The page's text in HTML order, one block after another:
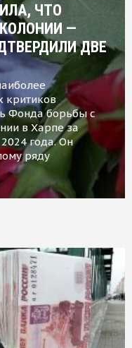
ЧТО
—
ДВЕ
критиков
Фонда борьбы с
в Харпе за
года. Он
ряду